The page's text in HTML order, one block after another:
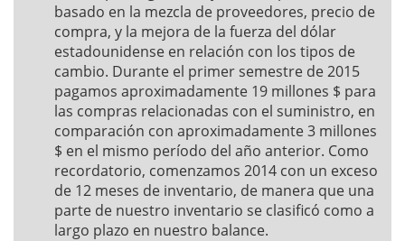
basado en la mezcla de proveedores, precio de
compra, y la mejora de la fuerza del dólar
estadounidense en relación con los tipos de
cambio. Durante el primer semestre de 2015
pagamos aproximadamente 19 millones $ para
las compras relacionadas con el suministro, en
comparación con aproximadamente 3 millones
$ en el mismo período del año anterior. Como
recordatorio, comenzamos 2014 con un exceso
de 12 meses de inventario, de manera que una
parte de nuestro inventario se clasificó como a
largo plazo en nuestro balance.